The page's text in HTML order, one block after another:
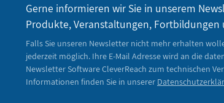
Gerne informieren wir Sie in unserem
Produkte, Veranstaltungen, Fortbildungen
Falls Sie unseren Newsletter nicht mehr erhalten
jederzeit möglich. Ihre E-Mail Adresse wird an die
Newsletter Software CleverReach zum technischen
Informationen finden Sie in unserer